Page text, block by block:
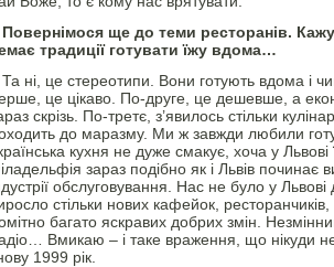
Повернімося ще до теми ресторанів.
традиції готувати їжу вдома…
ні, це стереотипи. Вони готують вдома і
це цікаво. По-друге, це дешевше, а
скрізь. По-третє, з’явилось стільки
до маразму. Ми ж завжди любили
кухня не дуже смакує, хоча у Львові
зараз подібно як і Львів починає
обслуговування. Нас не було у
стільки нових кафейок,
багато яскравих добрих змін.
Вмикаю – і таке враження, що нікуди
1999 рік.